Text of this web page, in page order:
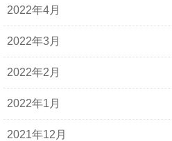
2022年4月
2022年3月
2022年2月
2022年1月
2021年12月